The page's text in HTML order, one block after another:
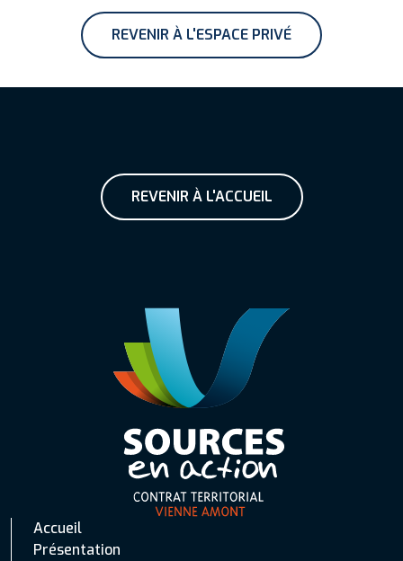
REVENIR À L'ESPACE PRIVÉ
REVENIR À L'ACCUEIL
Accueil
Présentation